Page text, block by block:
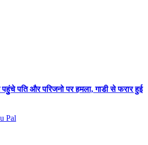
पहुुंचे पति और परिजनो पर हमला, गाडी से फरार हुई
Pal